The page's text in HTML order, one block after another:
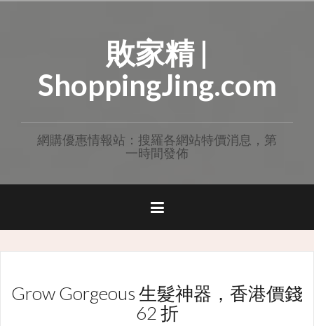
敗家精 |
ShoppingJing.com
網購優惠情報站：搜羅各網站特價消息，第
一時間發佈
Grow Gorgeous 生髮神器，香港價錢
62 折